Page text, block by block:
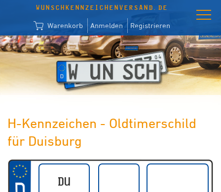
WUNSCHKENNZEICHENVERSAND.DE
Warenkorb Anmelden Registrieren
H-Kennzeichen - Oldtimerschild
für Duisburg